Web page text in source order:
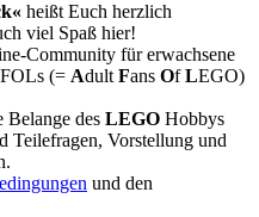
heißt Euch herzlich
viel Spaß hier!
Community für erwachsene
(= Adult Fans OfLEGO)
Belange des LEGO Hobbys
Teilefragen, Vorstellung und
und den